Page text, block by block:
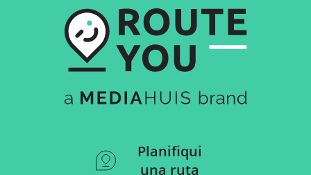
Planifiqui
una ruta